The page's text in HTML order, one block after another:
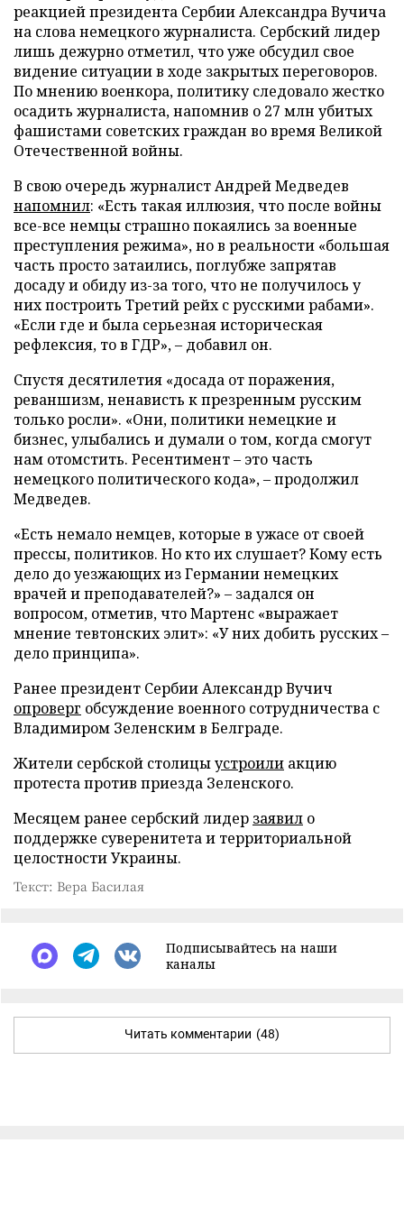
реакцией президента Сербии Александра Вучича
на слова немецкого журналиста. Сербский лидер
лишь дежурно отметил, что уже обсудил свое
видение ситуации в ходе закрытых переговоров.
По мнению военкора, политику следовало жестко
осадить журналиста, напомнив о 27 млн убитых
фашистами советских граждан во время Великой
Отечественной войны.
В свою очередь журналист Андрей Медведев
напомнил: «Есть такая иллюзия, что после войны
все-все немцы страшно покаялись за военные
преступления режима», но в реальности «большая
часть просто затаились, поглубже запрятав
досаду и обиду из-за того, что не получилось у
них построить Третий рейх с русскими рабами».
«Если где и была серьезная историческая
рефлексия, то в ГДР», – добавил он.
Спустя десятилетия «досада от поражения,
реваншизм, ненависть к презренным русским
только росли». «Они, политики немецкие и
бизнес, улыбались и думали о том, когда смогут
нам отомстить. Ресентимент – это часть
немецкого политического кода», – продолжил
Медведев.
«Есть немало немцев, которые в ужасе от своей
прессы, политиков. Но кто их слушает? Кому есть
дело до уезжающих из Германии немецких
врачей и преподавателей?» – задался он
вопросом, отметив, что Мартенс «выражает
мнение тевтонских элит»: «У них добить русских –
дело принципа».
Ранее президент Сербии Александр Вучич
опроверг обсуждение военного сотрудничества с
Владимиром Зеленским в Белграде.
Жители сербской столицыустроили акцию
протеста против приезда Зеленского.
Месяцем ранее сербский лидер заявил о
поддержке суверенитета и территориальной
целостности Украины.
Текст: Вера Басилая
Подписывайтесь на наши
каналы
Читать комментарии (48)